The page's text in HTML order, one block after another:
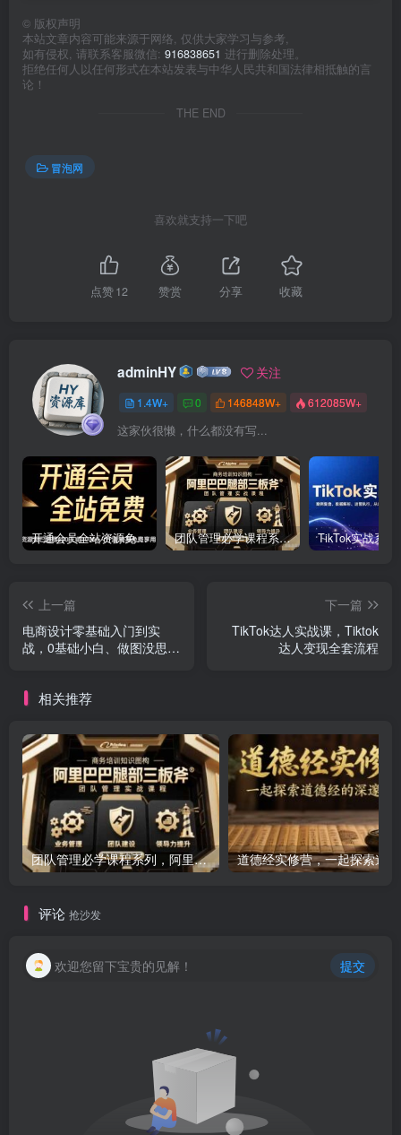
© 版权声明
本站文章内容可能来源于网络, 仅供大家学习与参考,
如有侵权, 请联系客服微信: 916838651 进行删除处理。
拒绝任何人以任何形式在本站发表与中华人民共和国法律相抵触的言
论！
THE END
冒泡网
喜欢就支持一下吧
点赞12 赞赏 分享 收藏
adminHY 关注
1.4W+ 0 146848W+ 612085W+
这家伙很懒，什么都没有写...
开通会员全站资源免费下载 开通VIP会员 HY资源库 团队管理必学课程系列，阿里巴巴“腿部三板斧”
上一篇
电商设计零基础入门到实
战，0基础小白、做图没思
下一篇
TikTok达人实战课，Tiktok
达人变现全套流程
相关推荐
团队管理必学课程系列，阿里巴巴“腿部三板斧”
评论 抢沙发
欢迎您留下宝贵的见解！ 提交